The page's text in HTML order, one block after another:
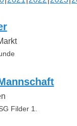
Filder 1.